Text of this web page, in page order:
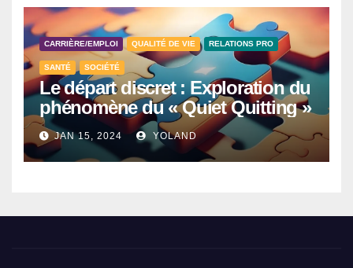
CARRIÈRE/EMPLOI QUALITÉ DE VIE RELATIONS PRO
SANTÉ SOCIÉTÉ
Le départ discret : Exploration du
phénomène du « Quiet Quitting »
JAN 15, 2024 YOLAND